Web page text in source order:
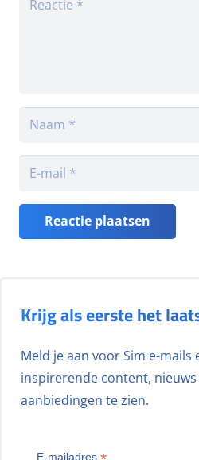
Reactie plaatsen
Krijg als eerste het
Meld je aan voor Sim e-mails
inspirerende content, nieuws
aanbiedingen te zien.
E-mailadres